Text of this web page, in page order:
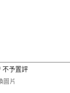
不予置評
圖片